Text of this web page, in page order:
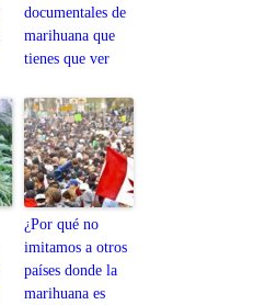
documentales de
marihuana que
tienes que ver
¿Por qué no
imitamos a otros
países donde la
marihuana es